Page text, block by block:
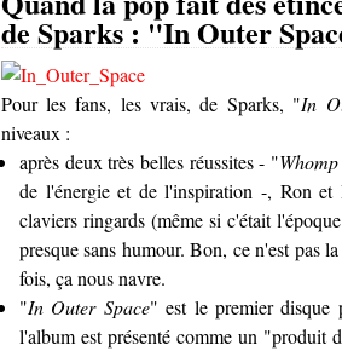
de Sparks : "In Outer
Pour les fans, les vrais, deSparks, "In
niveaux :
après deux très belles réussites - "
de l'énergie et de l'inspiration -, Ron
claviers ringards (même si c'était
presque sans humour. Bon, ce n'est pas
fois, ça nous navre.
"In Outer Space" est le premier disque
l'album est présenté comme un "produit